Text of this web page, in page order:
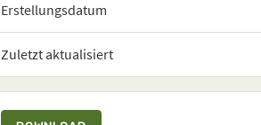
Erstellungsdatum
Zuletzt aktualisiert